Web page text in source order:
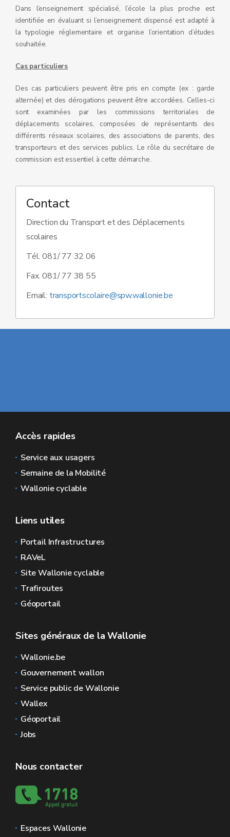
Dans l’enseignement spécialisé, l’école la plus proche est
identifiée en évaluant si l’enseignement dispensé est adapté à
la typologie réglementaire et organise l’orientation d’études
souhaitée.
Cas particuliers
Des cas particuliers peuvent être pris en compte (ex : garde
alternée) et des dérogations peuvent être accordées. Celles-ci
sont examinées par les commissions territoriales de
déplacements scolaires, composées de représentants des
différents réseaux scolaires, des associations de parents, des
transporteurs et des services publics. Le rôle du secrétaire de
commission est essentiel à cette démarche.
Contact
Direction du Transport et des Déplacements
scolaires
Tél. 081/ 77 32 06
Fax. 081/ 77 38 55
Email: transportscolaire@spw.wallonie.be
Accès rapides
Service aux usagers
Semaine de la Mobilité
Wallonie cyclable
Liens utiles
Portail Infrastructures
RAVeL
Site Wallonie cyclable
Trafiroutes
Géoportail
Sites généraux de la Wallonie
Wallonie.be
Gouvernement wallon
Service public de Wallonie
Wallex
Géoportail
Jobs
Nous contacter
Espaces Wallonie